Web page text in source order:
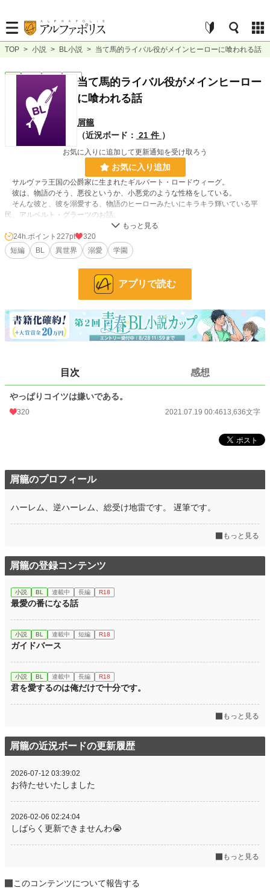
TOP > 小説 > BL小説 > 当て馬的ライバル役がメインヒーローに喰われる話
BL 完結 短編
当て馬的ライバル役がメインヒーロー
に喰われる話
屑籠
（近況ボード： 21 件 ）
お気に入りに追加して更新通知を受け取ろう
お気に入り追加
サルヴァラ王国の公爵家に生まれたギルバート・ロードウィーグ。
彼は、物語のそう、悪役というか、小悪党のような性格をしている。
そんな彼と、彼を溺愛する、物語のヒーローみたいにキラキラ輝いている平
民、アルベルト・グラーツのお話。
さらっと読めるようなそんな感じの短編です。
1,179 位 / 31,396 件
24h.ポイント 227 pt
2021.07.19 00:46
初回完結日時
年間ポイント 81,574 pt (7,094 位)
24h.ポイント 227pt
320
短編
BL 異世界 溺愛 学園
アプリで読む
目次 感想
やっぱりコイツは嫌いである。
320 2021.07.19 00:4613,636文字
屑籠のプロフィール
ハーレム、逆ハーレム、総受け地雷です。 遅筆です。
もっと見る
屑籠の登録コンテンツ
小説 BL 連載中 長編 R18
最愛の番になる話
小説 BL 連載中 短編 R18
ガイドバース
小説 BL 連載中 長編 R18
君を愛するのは俺だけで十分です。
もっと見る
屑籠の近況ボードの更新履歴
2026-07-12 03:39:02
お待たせいたしました
2026-02-06 02:24:04
しばらく更新できませんわ😭
もっと見る
このコンテンツについて報告する